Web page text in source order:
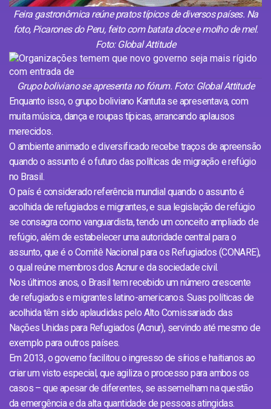
Feira gastronômica reúne pratos típicos de diversos países. Na
foto, Picarones do Peru, feito com batata doce e molho de mel.
Foto: Global Attitude
Grupo boliviano se apresenta no fórum. Foto: Global Attitude
Enquanto isso, o grupo boliviano Kantuta se apresentava, com
muita música, dança e roupas típicas, arrancando aplausos
merecidos.
O ambiente animado e diversificado recebe traços de apreensão
quando o assunto é o futuro das políticas de migração e refúgio
no Brasil.
O país é considerado referência mundial quando o assunto é
acolhida de refugiados e migrantes, e sua legislação de refúgio
se consagra como vanguardista, tendo um conceito ampliado de
refúgio, além de estabelecer uma autoridade central para o
assunto, que é o Comitê Nacional para os Refugiados (CONARE),
o qual reúne membros dos Acnur e da sociedade civil.
Nos últimos anos, o Brasil tem recebido um número crescente
de refugiados e migrantes latino-americanos. Suas políticas de
acolhida têm sido aplaudidas pelo Alto Comissariado das
Nações Unidas para Refugiados (Acnur), servindo até mesmo de
exemplo para outros países.
Em 2013, o governo facilitou o ingresso de sírios e haitianos ao
criar um visto especial, que agiliza o processo para ambos os
casos – que apesar de diferentes, se assemelham na questão
da emergência e da alta quantidade de pessoas atingidas.